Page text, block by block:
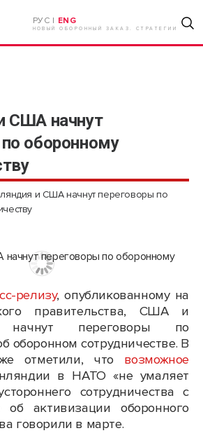
РУС | ENG
НОВЫЙ ОБОРОННЫЙ ЗАКАЗ. СТРАТЕГИИ
США начнут
оборонному
и США начнут переговоры по
релизу, опубликованному на
правительства, США и
начнут переговоры по
оборонном сотрудничестве. В
отметили, что возможное
в НАТО «не умаляет
сотрудничества с
активизации оборонного
говорили в марте.